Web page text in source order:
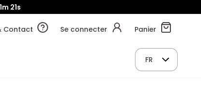
20s
Contact Se connecter Panier
FR